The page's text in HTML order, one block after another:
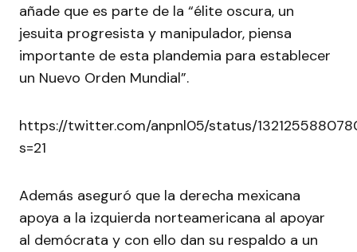
añade que es parte de la “élite oscura, un
jesuita progresista y manipulador, piensa
importante de esta plandemia para establecer
un Nuevo Orden Mundial”.
https://twitter.com/anpnl05/status/
s=21
Además aseguró que la derecha mexicana
apoya a la izquierda norteamericana al apoyar
al demócrata y con ello dan su respaldo a un